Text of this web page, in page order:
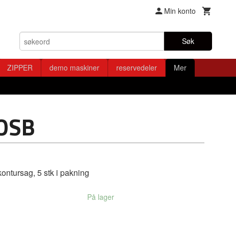
Min konto
Søk
ZIPPER demo maskiner reservedeler Mer
5 stk i pakning
På lager